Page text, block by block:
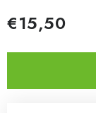
€15,50